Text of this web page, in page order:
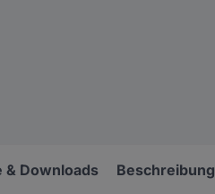
& Downloads Beschreibung